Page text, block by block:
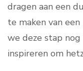
dragen aan een
te maken van
we deze stap
inspireren om